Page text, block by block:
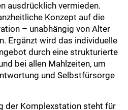
ausdrücklich vermieden.
Konzept auf die
– unabhängig von Alter
Ergänzt wird das individuelle
durch eine strukturierte
bei allen Mahlzeiten, um
und Selbstfürsorge
der Komplexstation steht für